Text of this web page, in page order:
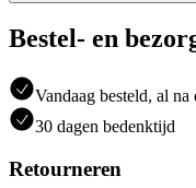
Bestel- en
Vandaag besteld, al
30 dagen bedenktijd
Retourneren